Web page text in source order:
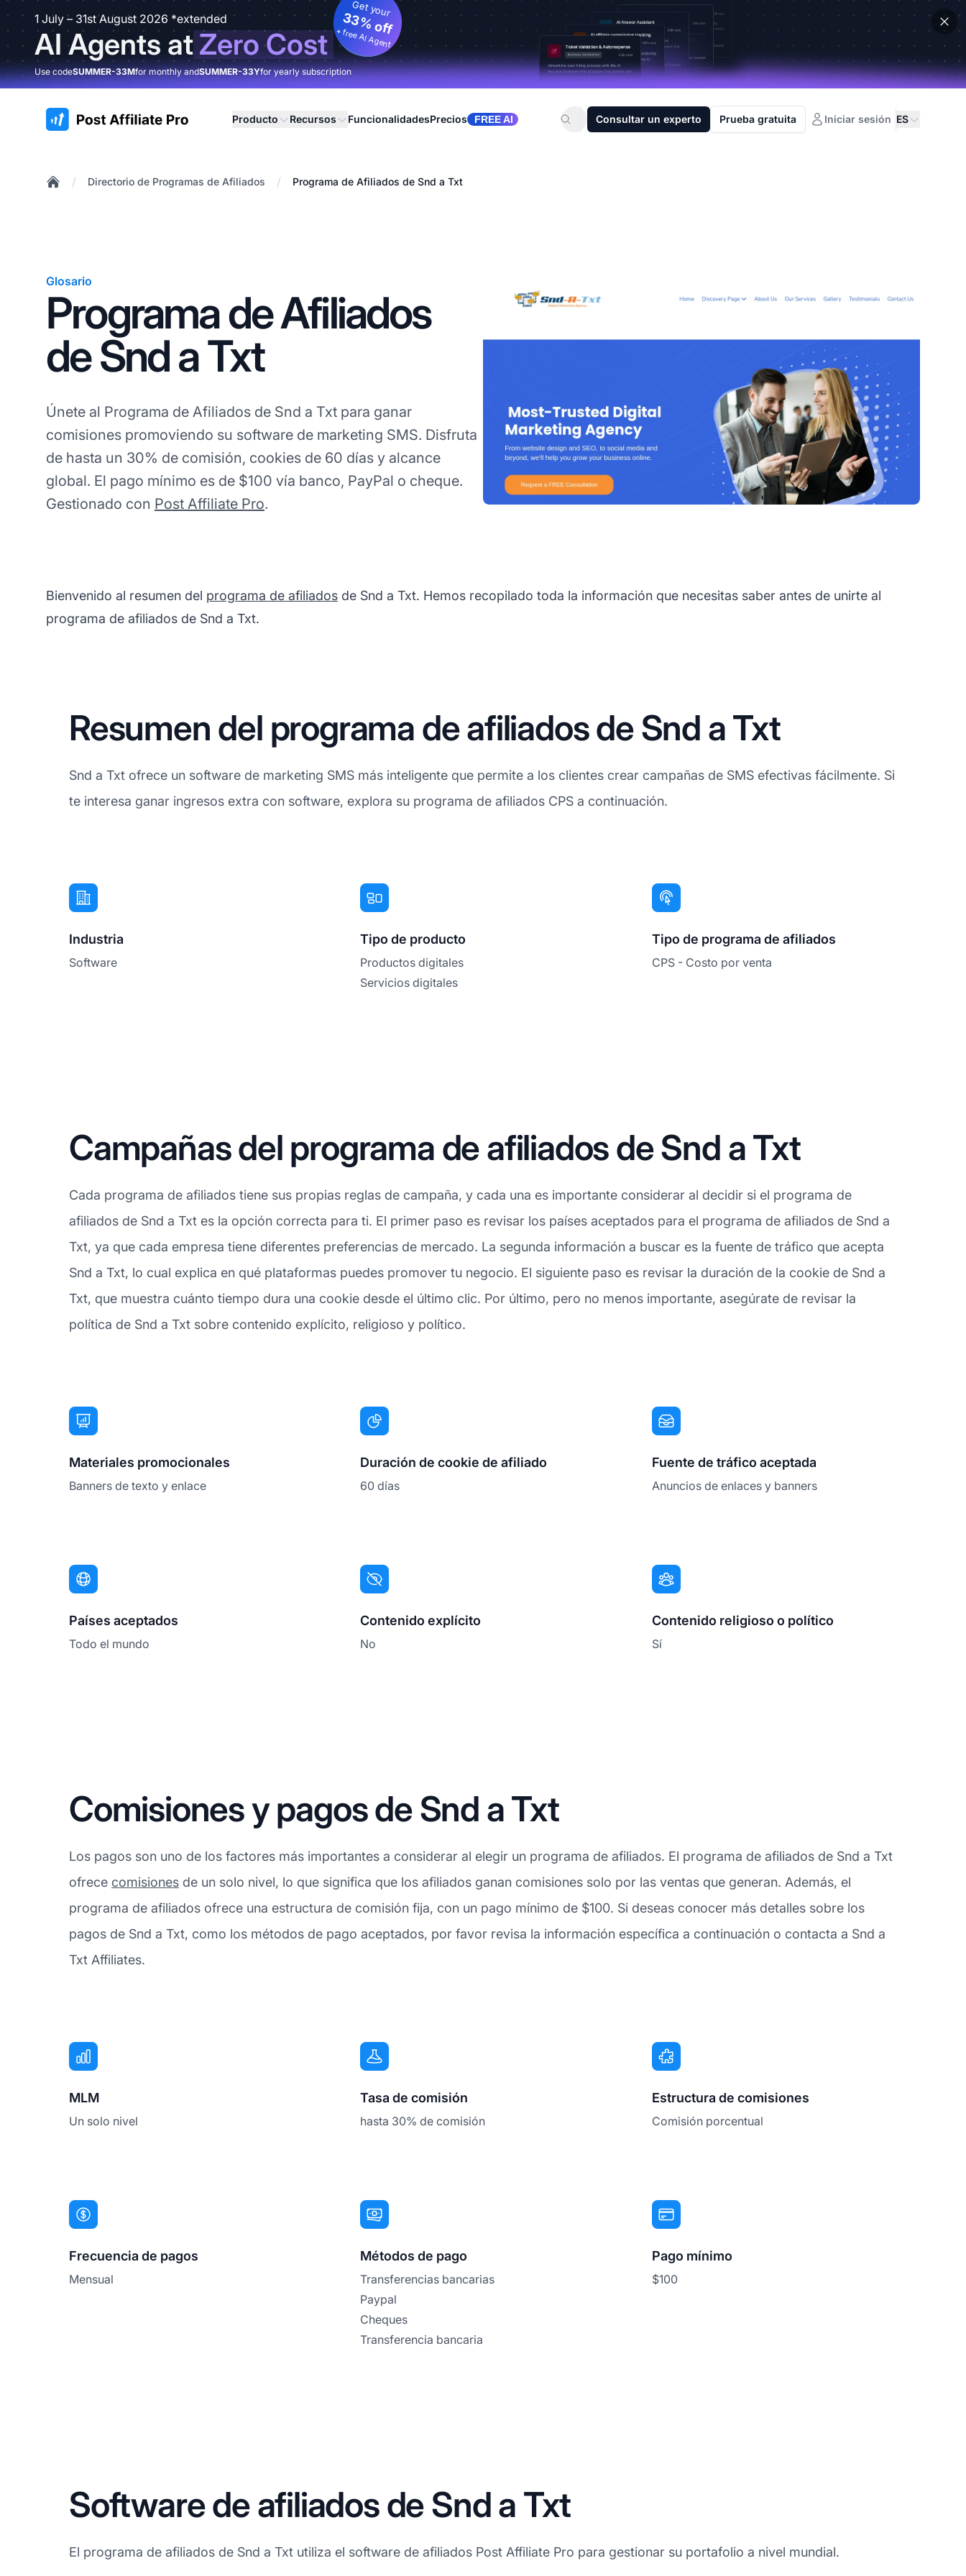
1 July – 31st August 2026 *extended
AI Agents atZero Cost
Get your
33% off
+ free AI Agent
Use codeSUMMER-33Mfor monthly andSUMMER-33Yfor yearly subscription
:site.title Producto Recursos FuncionalidadesPrecios FREE AI Consultar un experto Prueba gratuita Iniciar sesión ES
/ Directorio de Programas de Afiliados / Programa de Afiliados de Snd a Txt
Glosario
Programa de Afiliados
de Snd a Txt
Únete al Programa de Afiliados de Snd a Txt para ganar
comisiones promoviendo su software de marketing SMS. Disfruta
de hasta un 30% de comisión, cookies de 60 días y alcance
global. El pago mínimo es de $100 vía banco, PayPal o cheque.
Gestionado con Post Affiliate Pro.
Bienvenido al resumen del programa de afiliados de Snd a Txt. Hemos recopilado toda la información que necesitas saber antes de unirte al
programa de afiliados de Snd a Txt.
Resumen del programa de afiliados de Snd a Txt
Snd a Txt ofrece un software de marketing SMS más inteligente que permite a los clientes crear campañas de SMS efectivas fácilmente. Si
te interesa ganar ingresos extra con software, explora su programa de afiliados CPS a continuación.
Industria
Software
Tipo de producto
Productos digitales
Servicios digitales
Tipo de programa de afiliados
CPS - Costo por venta
Campañas del programa de afiliados de Snd a Txt
Cada programa de afiliados tiene sus propias reglas de campaña, y cada una es importante considerar al decidir si el programa de
afiliados de Snd a Txt es la opción correcta para ti. El primer paso es revisar los países aceptados para el programa de afiliados de Snd a
Txt, ya que cada empresa tiene diferentes preferencias de mercado. La segunda información a buscar es la fuente de tráfico que acepta
Snd a Txt, lo cual explica en qué plataformas puedes promover tu negocio. El siguiente paso es revisar la duración de la cookie de Snd a
Txt, que muestra cuánto tiempo dura una cookie desde el último clic. Por último, pero no menos importante, asegúrate de revisar la
política de Snd a Txt sobre contenido explícito, religioso y político.
Materiales promocionales
Banners de texto y enlace
Duración de cookie de afiliado
60 días
Fuente de tráfico aceptada
Anuncios de enlaces y banners
Países aceptados
Todo el mundo
Contenido explícito
No
Contenido religioso o político
Sí
Comisiones y pagos de Snd a Txt
Los pagos son uno de los factores más importantes a considerar al elegir un programa de afiliados. El programa de afiliados de Snd a Txt
ofrece comisiones de un solo nivel, lo que significa que los afiliados ganan comisiones solo por las ventas que generan. Además, el
programa de afiliados ofrece una estructura de comisión fija, con un pago mínimo de $100. Si deseas conocer más detalles sobre los
pagos de Snd a Txt, como los métodos de pago aceptados, por favor revisa la información específica a continuación o contacta a Snd a
Txt Affiliates.
MLM
Un solo nivel
Tasa de comisión
hasta 30% de comisión
Estructura de comisiones
Comisión porcentual
Frecuencia de pagos
Mensual
Métodos de pago
Transferencias bancarias
Paypal
Cheques
Transferencia bancaria
Pago mínimo
$100
Software de afiliados de Snd a Txt
El programa de afiliados de Snd a Txt utiliza el software de afiliados Post Affiliate Pro para gestionar su portafolio a nivel mundial.